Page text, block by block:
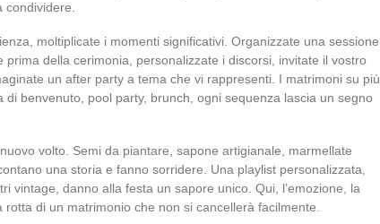
moltiplicate i momenti significativi. Organizzate una sessione
prima della cerimonia, personalizzate i discorsi, invitate il vostro
un after party a tema che vi rappresenti. I matrimoni su più
benvenuto, pool party, brunch, ogni sequenza lascia un segno
volto. Semi da piantare, sapone artigianale, marmellate
una storia e fanno sorridere. Una playlist personalizzata,
vintage, danno alla festa un sapore unico. Qui, l’emozione, la
rotta di un matrimonio che non si cancellerà facilmente.